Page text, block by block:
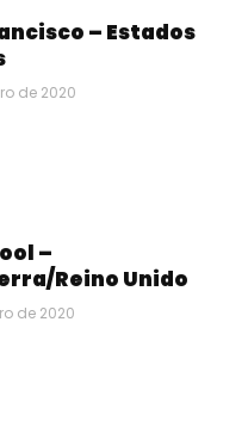
– Estados
de 2020
–
Reino Unido
de 2020